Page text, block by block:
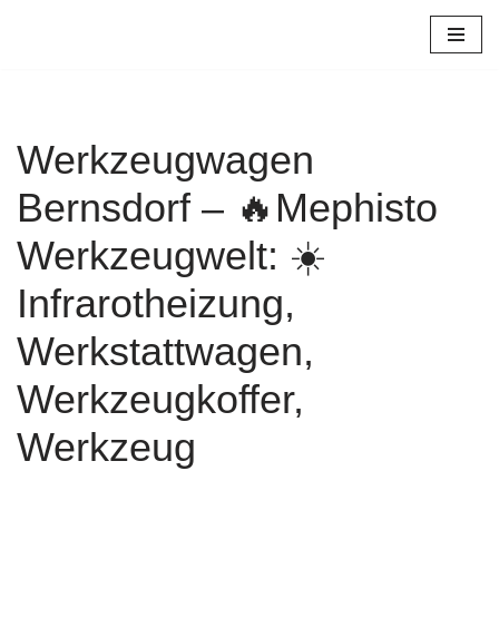
Werkzeugwagen
Bernsdorf – 🔥Mephisto
Werkzeugwelt: ☀️
Infrarotheizung,
Werkstattwagen,
Werkzeugkoffer,
Werkzeug